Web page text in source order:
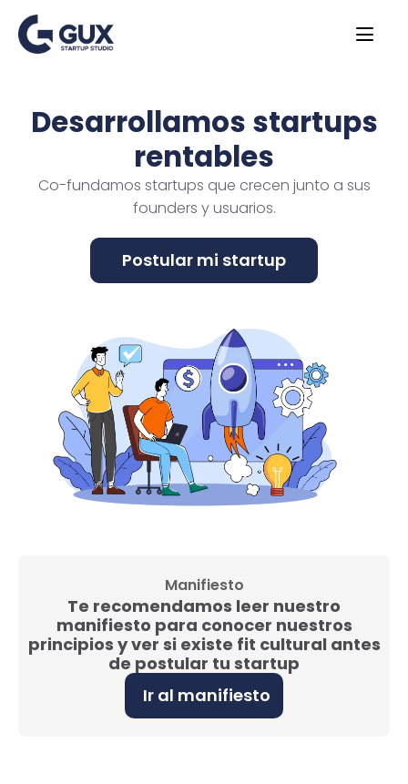
Desarrollamos startups
rentables
Co-fundamos startups que crecen junto a sus
founders y usuarios.
Manifiesto
Te recomendamos leer nuestro
manifiesto para conocer nuestros
principios y ver si existe fit cultural antes
de postular tu startup
Ir al manifiesto